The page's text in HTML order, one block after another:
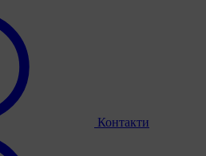
Контакти